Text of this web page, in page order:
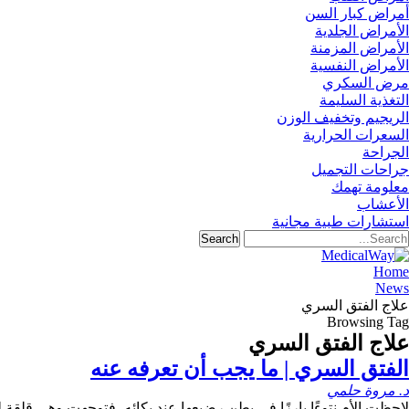
أمراض كبار السن
الأمراض الجلدية
الأمراض المزمنة
الأمراض النفسية
مرض السكري
التغذية السليمة
الريجيم وتخفيف الوزن
السعرات الحرارية
الجراحة
جراحات التجميل
معلومة تهمك
الأعشاب
استشارات طبية مجانية
Home
News
علاج الفتق السري
Browsing Tag
علاج الفتق السري
الفتق السري | ما يجب أن تعرفه عنه
د. مروة حلمي